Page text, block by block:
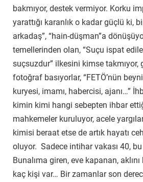
bakmıyor, destek vermiyor. Korku
yarattığı karanlık o kadar güçlü ki,
arkadaş”, “hain-düşman”a
temellerinden olan, “Suçu ispat
suçsuzdur” ilkesini kimse takmıyor,
fotoğraf basıyorlar, “FETÖ’nün
kuryesi, imamı, habercisi, ajanı…”
kimin kimi hangi sebepten ihbar
mahkemeler kuruluyor, acele
kimisi beraat etse de artık hayatı
oluyor. Sadece intihar vakası 40,
Bunalıma giren, eve kapanan,
kaç kişi var… Bir zamanlar son